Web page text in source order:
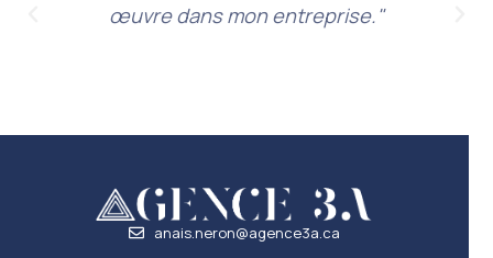
œuvre dans mon entreprise."
anais.neron@agence3a.ca